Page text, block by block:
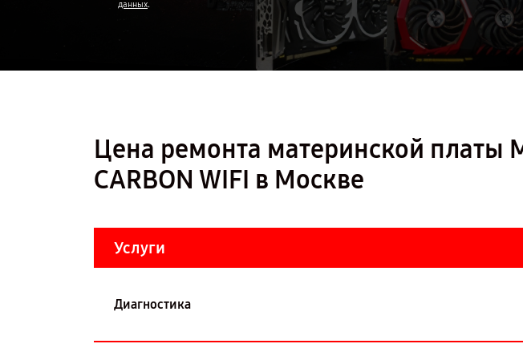
данных.
Цена ремонта материнской платы
CARBON WIFI в Москве
Услуги
Диагностика